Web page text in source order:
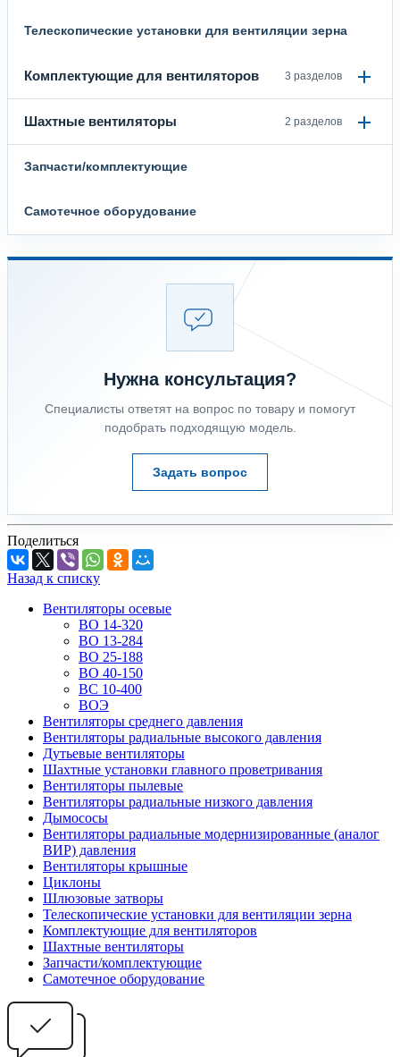
Телескопические установки для вентиляции зерна
Комплектующие для вентиляторов 3 разделов
Шахтные вентиляторы 2 разделов
Запчасти/комплектующие
Самотечное оборудование
Нужна консультация?
Специалисты ответят на вопрос по товару и помогут
подобрать подходящую модель.
Задать вопрос
Поделиться
Назад к списку
Вентиляторы осевые
ВО 14-320
ВО 13-284
ВО 25-188
ВО 40-150
ВС 10-400
ВОЭ
Вентиляторы среднего давления
Вентиляторы радиальные высокого давления
Дутьевые вентиляторы
Шахтные установки главного проветривания
Вентиляторы пылевые
Вентиляторы радиальные низкого давления
Дымососы
Вентиляторы радиальные модернизированные (аналог
ВИР) давления
Вентиляторы крышные
Циклоны
Шлюзовые затворы
Телескопические установки для вентиляции зерна
Комплектующие для вентиляторов
Шахтные вентиляторы
Запчасти/комплектующие
Самотечное оборудование